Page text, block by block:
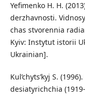
Yefimenko H. H.
derzhavnosti.
chas stvorennia
Kyiv: Instytut istorii
Ukrainian].
Kul’chyts’kyj S.
desiatyrichchia